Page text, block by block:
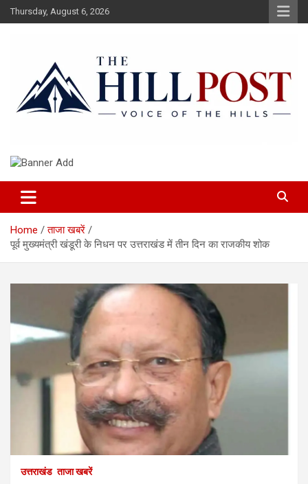
Skip
to
Thursday, August 6, 2026
The Hillpost
Home
ताजा खबरें
पूर्व मुख्यमंत्री खंडूरी के निधन पर उत्तराखंड में तीन दिन का राजकीय शोक
उत्तराखंड ताजा खबरें